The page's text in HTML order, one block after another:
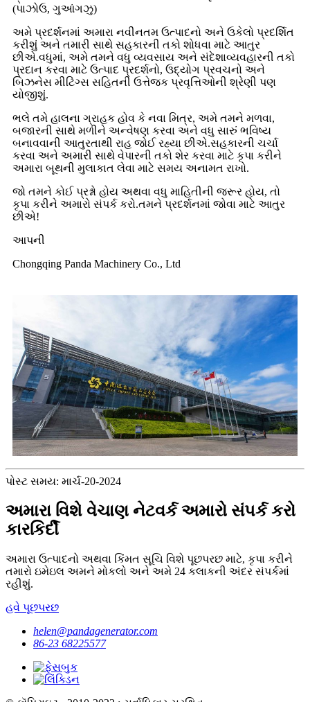
(પાઝોઉ, ગુઆંગઝુ)
અમે પ્રદર્શનમાં અમારા નવીનતમ ઉત્પાદનો અને ઉકેલો પ્રદર્શિત
કરીશું અને તમારી સાથે સહકારની તકો શોધવા માટે આતુર
છીએ.વધુમાં, અમે તમને વધુ વ્યવસાય અને સંદેશાવ્યવહારની તકો
પ્રદાન કરવા માટે ઉત્પાદ પ્રદર્શનો, ઉદ્યોગ પ્રવચનો અને
બિઝનેસ મીટિંગ્સ સહિતની ઉત્તેજક પ્રવૃત્તિઓની શ્રેણી પણ
યોજીશું.
ભલે તમે હાલના ગ્રાહક હોવ કે નવા મિત્ર, અમે તમને મળવા,
બજારની સાથે મળીને અન્વેષણ કરવા અને વધુ સારું ભવિષ્ય
બનાવવાની આતુરતાથી રાહ જોઈ રહ્યા છીએ.સહકારની ચર્ચા
કરવા અને અમારી સાથે વેપારની તકો શેર કરવા માટે કૃપા કરીને
અમારા બૂથની મુલાકાત લેવા માટે સમય અનામત રાખો.
જો તમને કોઈ પ્રશ્નો હોય અથવા વધુ માહિતીની જરૂર હોય, તો
કૃપા કરીને અમારો સંપર્ક કરો.તમને પ્રદર્શનમાં જોવા માટે આતુર
છીએ!
આપની
Chongqing Panda Machinery Co., Ltd
પોસ્ટ સમય: માર્ચ-20-2024
અમારા વિશે વેચાણ નેટવર્ક અમારો સંપર્ક કરો
કારકિર્દી
અમારા ઉત્પાદનો અથવા કિંમત સૂચિ વિશે પૂછપરછ માટે, કૃપા કરીને
તમારો ઇમેઇલ અમને મોકલો અને અમે 24 કલાકની અંદર સંપર્કમાં
રહીશું.
હવે પૂછપરછ
helen@pandagenerator.com
86-23 68225577